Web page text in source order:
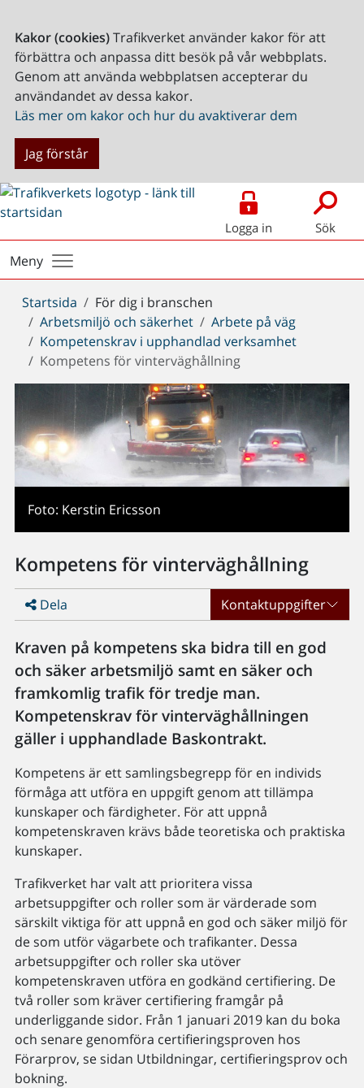
Kakor (cookies)Trafikverket använder kakor för att
förbättra och anpassa ditt besök på vår webbplats.
Genom att använda webbplatsen accepterar du
användandet av dessa kakor.
Läs mer om kakor och hur du avaktiverar dem
Jag förstår
Logga in Sök
Meny
Du
är
här:
Startsida
För dig i branschen
Arbetsmiljö och säkerhet
Arbete på väg
Kompetenskrav i upphandlad verksamhet
Kompetens för vinterväghållning
Foto: Kerstin Ericsson
Kompetens för vinterväghållning
Dela Kontaktuppgifter
Kraven på kompetens ska bidra till en god
och säker arbetsmiljö samt en säker och
framkomlig trafik för tredje man.
Kompetenskrav för vinterväghållningen
gäller i upphandlade Baskontrakt.
Kompetens är ett samlingsbegrepp för en individs
förmåga att utföra en uppgift genom att tillämpa
kunskaper och färdigheter. För att uppnå
kompetenskraven krävs både teoretiska och praktiska
kunskaper.
Trafikverket har valt att prioritera vissa
arbetsuppgifter och roller som är värderade som
särskilt viktiga för att uppnå en god och säker miljö för
de som utför vägarbete och trafikanter. Dessa
arbetsuppgifter och roller ska utöver
kompetenskraven utföra en godkänd certifiering. De
två roller som kräver certifiering framgår på
underliggande sidor. Från 1 januari 2019 kan du boka
och senare genomföra certifieringsproven hos
Förarprov, se sidan Utbildningar, certifieringsprov och
bokning.